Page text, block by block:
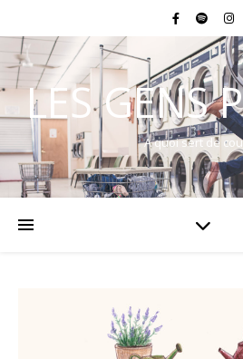
LES GENS
A quoi sert de